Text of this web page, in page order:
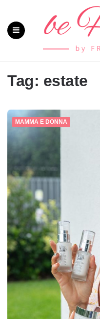
Tag: estate
MAMMA E DONNA